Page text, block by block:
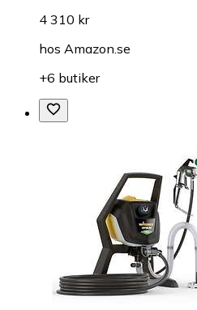
4 310 kr
hos Amazon.se
+6 butiker